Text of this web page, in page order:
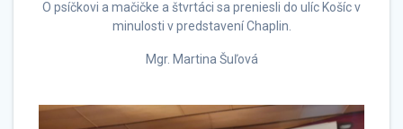
O psíčkovi a mačičke a štvrtáci sa preniesli do ulíc Košíc v
minulosti v predstavení Chaplin.
Mgr. Martina Šuľová